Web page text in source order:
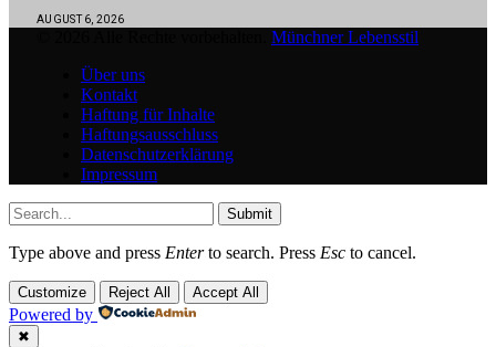
AUGUST 6, 2026
Münchner Lebensstil
Über uns
Kontakt
Haftung für Inhalte
Haftungsausschluss
Datenschutzerklärung
Impressum
Submit
Type above and press Enterto search. Press Esc to cancel.
Customize Reject All Accept All
Powered by
✖